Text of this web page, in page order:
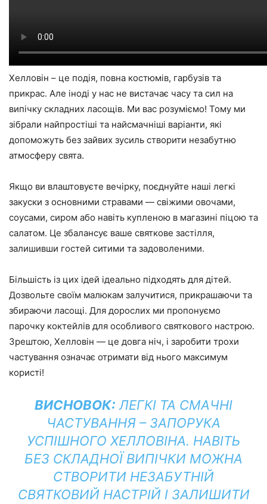
Хелловін – це подія, повна костюмів, гарбузів та
прикрас. Але іноді у нас не вистачає часу та сил на
випічку складних ласощів. Ми вас розуміємо! Тому ми
зібрали найпростіші та найсмачніші варіанти, які
допоможуть без зайвих зусиль створити незабутню
атмосферу свята.
Якщо ви влаштовуєте вечірку, поєднуйте наші легкі
закуски з основними стравами — свіжими овочами,
соусами, сиром або навіть купленою в магазині піцою та
салатом. Це збалансує ваше святкове застілля,
залишивши гостей ситими та задоволеними.
Більшість із цих ідей ідеально підходять для дітей.
Дозвольте своїм малюкам залучитися, прикрашаючи та
збираючи ласощі. Для дорослих ми пропонуємо
парочку коктейлів для особливого святкового настрою.
Зрештою, Хелловін — це довга ніч, і заробити трохи
частування означає отримати від нього максимум
користі!
ВИСНОВОК: ЛЕГКІ ТА СМАЧНІ
ЧАСТУВАННЯ – ЗАПОРУКА
УСПІШНОГО ХЕЛЛОВІНА. НАВІТЬ
БЕЗ СКЛАДНОЇ ВИПІЧКИ МОЖНА
СТВОРИТИ НЕЗАБУТНІЙ
СВЯТКОВИЙ НАСТРІЙ І ЗАЛИШИТИ